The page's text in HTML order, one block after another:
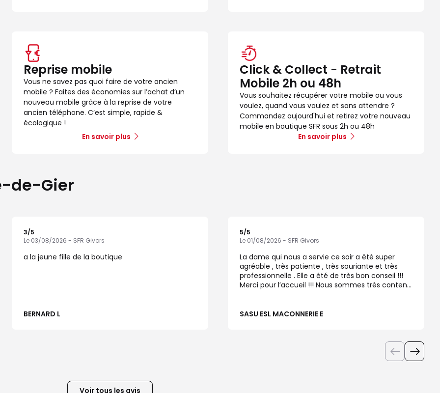
Reprise mobile
Vous ne savez pas quoi faire de votre ancien
mobile ? Faites des économies sur l’achat d’un
nouveau mobile grâce à la reprise de votre
ancien téléphone. C’est simple, rapide &
écologique !
En savoir plus
Click & Collect - Retrait
Mobile 2h ou 48h
Vous souhaitez récupérer votre mobile ou vous
voulez, quand vous voulez et sans attendre ?
Commandez aujourd'hui et retirez votre nouveau
mobile en boutique SFR sous 2h ou 48h
En savoir plus
de-Gier
3/5
Le 03/08/2026 - SFR Givors
a la jeune fille de la boutique
BERNARD L
5/5
Le 01/08/2026 - SFR Givors
La dame qui nous a servie ce soir a été super
agréable , très patiente , très souriante et très
professionnelle . Elle a été de très bon conseil !!!
Merci pour l’accueil !!! Nous sommes très content
SASU ESL MACONNERIE E
Voir tous les avis